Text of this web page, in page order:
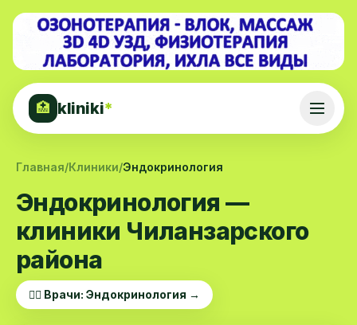
🏥 kliniki*
Главная/Клиники/Эндокринология
Эндокринология —
клиники Чиланзарского
района
👨‍⚕️ Врачи: Эндокринология →